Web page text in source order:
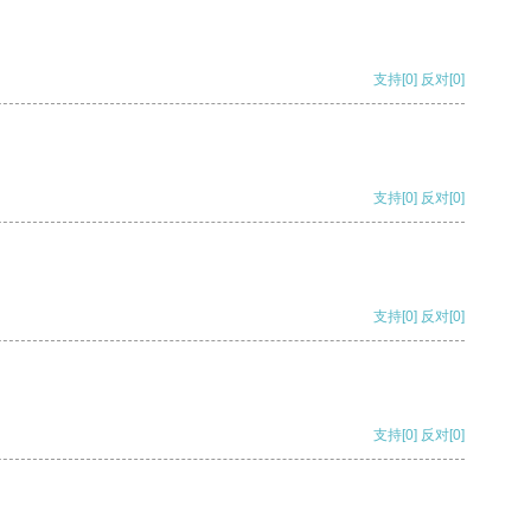
支持[0] 反对[0]
支持[0] 反对[0]
支持[0] 反对[0]
支持[0] 反对[0]